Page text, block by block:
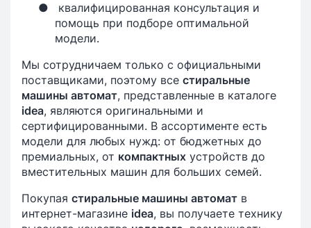
●
квалифицированная консультация и
помощь при подборе оптимальной
модели.
Мы сотрудничаем только с официальными
поставщиками, поэтому все стиральные
машины автомат, представленные в каталоге
idea, являются оригинальными и
сертифицированными. В ассортименте есть
модели для любых нужд: от бюджетных до
премиальных, от компактных устройств до
вместительных машин для больших семей.
Покупая стиральные машины автомат в
интернет-магазине idea, вы получаете технику